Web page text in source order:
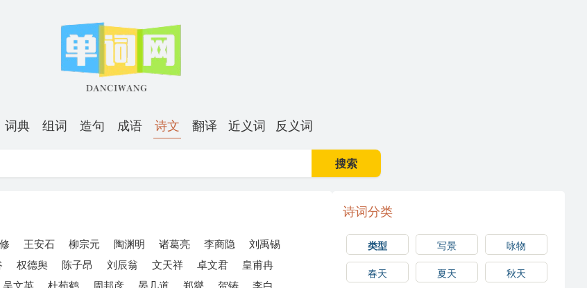
词典 组词 造句 成语 诗文 翻译 近义词 反义词
搜索
王安石 柳宗元 陶渊明 诸葛亮 李商隐
刘禹锡
权德舆 陈子昂 刘辰翁 文天祥 卓文君
皇甫冉
吴文英 杜荀鹤 周邦彦 晏几道 郑燮 贺铸
李白
诗词分类
类型 写景
咏物
春天
夏天
秋天